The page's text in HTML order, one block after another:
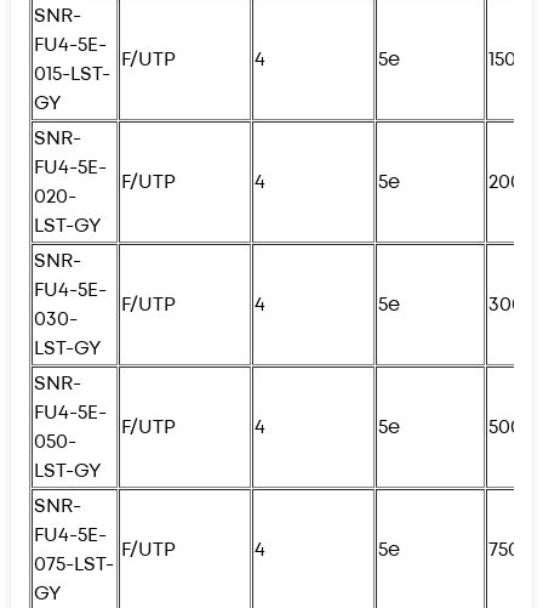
SNR-
FU4-5E-
015-LST-
GY
F/UTP 4 5e 150см
SNR-
FU4-5E-
020-
LST-GY
F/UTP 4 5e
SNR-
FU4-5E-
030-
LST-GY
F/UTP 4 5e
SNR-
FU4-5E-
050-
LST-GY
F/UTP 4 5e
SNR-
FU4-5E-
075-LST-
GY
F/UTP 4 5e